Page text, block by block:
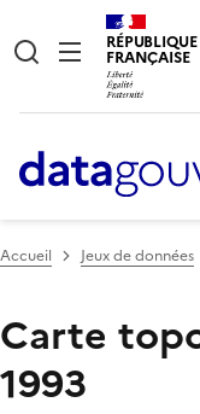
RÉPUBLIQUE
FRANÇAISE
Accueil Jeux de données
Carte
1993